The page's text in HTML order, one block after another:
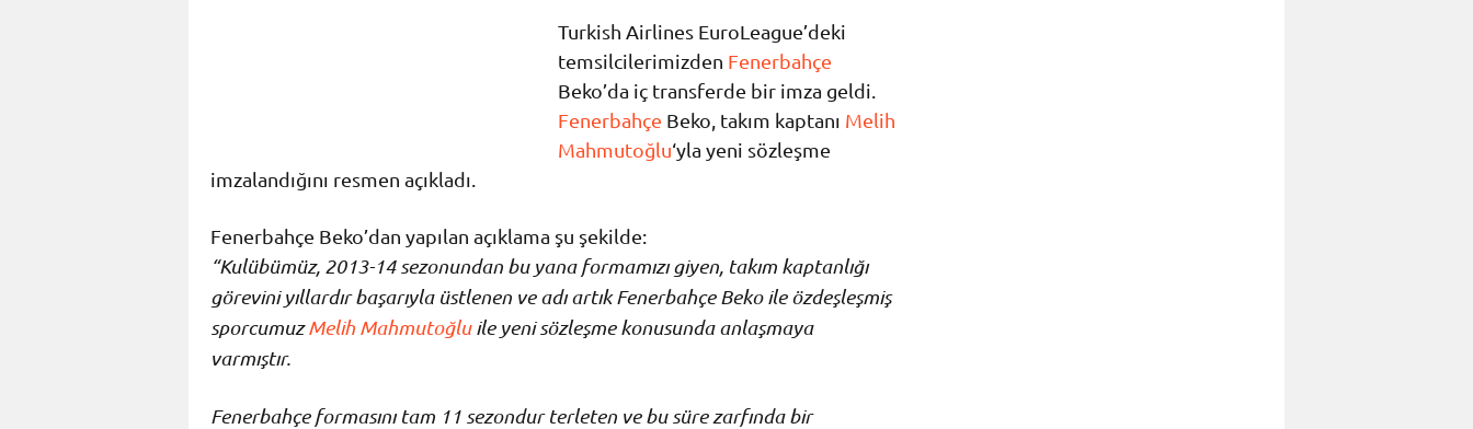
Turkish Airlines EuroLeague’deki
temsilcilerimizden Fenerbahçe
Beko’da iç transferde bir imza geldi.
Fenerbahçe Beko, takım kaptanı Melih
Mahmutoğlu‘yla yeni sözleşme
imzalandığını resmen açıkladı.
Fenerbahçe Beko’dan yapılan açıklama şu şekilde:
“Kulübümüz, 2013-14 sezonundan bu yana formamızı giyen, takım kaptanlığı
görevini yıllardır başarıyla üstlenen ve adı artık Fenerbahçe Beko ile özdeşleşmiş
sporcumuzMelih Mahmutoğluile yeni sözleşme konusunda anlaşmaya
varmıştır.
Fenerbahçe formasını tam 11 sezondur terleten ve bu süre zarfında bir